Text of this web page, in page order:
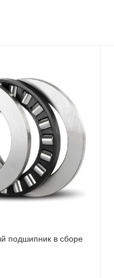
подшипник в сборе